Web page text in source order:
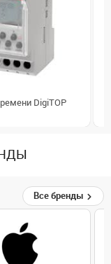
DigiTOP
Все бренды